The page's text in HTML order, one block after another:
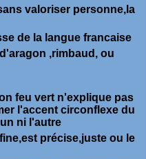
valoriser personne,la
de la langue francaise
,rimbaud, ou
feu vert n'explique pas
l'accent circonflexe du
ni l'autre
précise,juste ou le